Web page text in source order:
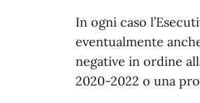
In ogni caso
eventualmente
negative in ordine
2020-2022 o una